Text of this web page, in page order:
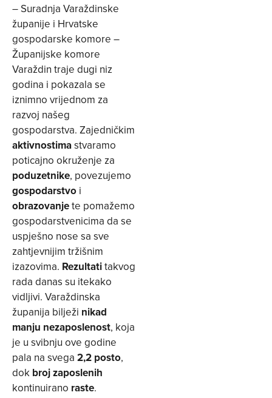
– Suradnja Varaždinske
županije i Hrvatske
gospodarske komore –
Županijske komore
Varaždin traje dugi niz
godina i pokazala se
iznimno vrijednom za
razvoj našeg
gospodarstva. Zajedničkim
aktivnostimastvaramo
poticajno okruženje za
poduzetnike, povezujemo
gospodarstvo i
obrazovanjete pomažemo
gospodarstvenicima da se
uspješno nose sa sve
zahtjevnijim tržišnim
izazovima. Rezultatitakvog
rada danas su itekako
vidljivi. Varaždinska
županija bilježi nikad
manju nezaposlenost, koja
je u svibnju ove godine
pala na svega 2,2 posto,
dok broj zaposlenih
kontinuirano raste.